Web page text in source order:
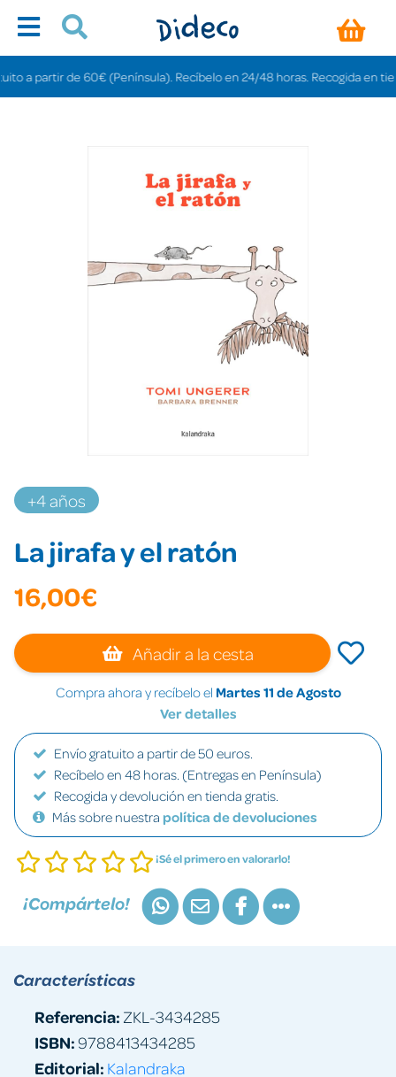
partir de 60€ (Península). Recíbelo en 24/48 horas. Recogida en
+4 años
La jirafa y el ratón
16,00€
Añadir a la cesta
Compra ahora y recíbelo el Martes 11 de Agosto
Ver detalles
Envío gratuito a partir de 50 euros.
Recíbelo en 48 horas. (Entregas en Península)
Recogida y devolución en tienda gratis.
Más sobre nuestra política de devoluciones
¡Sé el primero en valorarlo!
¡Compártelo!
Características
Referencia: ZKL-3434285
ISBN:9788413434285
Editorial: Kalandraka